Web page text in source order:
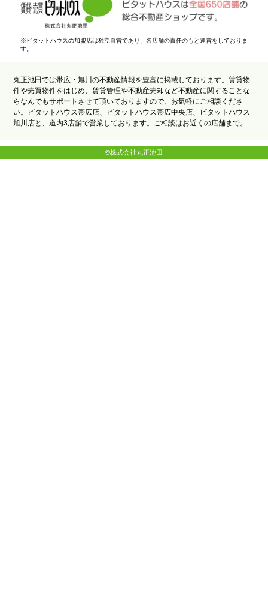
※ピタットハウスの加盟店は独立自営であり、各店舗の責任のもと運営をしておりま
す。
丸正池田では帯広・旭川の不動産情報を豊富に掲載しております。賃貸物
件や売買物件をはじめ、賃貸管理や不動産売却など不動産に関することな
らなんでもサポートさせて頂いておりますので、お気軽にご相談くださ
い。ピタットハウス帯広店、ピタットハウス帯広中央店、ピタットハウス
旭川店と、道内3店舗で営業しております。ご相談はお近くの店舗まで。
©株式会社丸正池田